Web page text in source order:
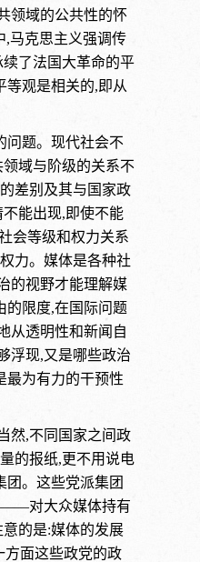
领域的公共性的怀
,马克思主义强调传
了法国大革命的平
等观是相关的,即从
问题。现代社会不
域与阶级的关系不
差别及其与国家政
能出现,即使不能
会等级和权力关系
力。媒体是各种社
的视野才能理解媒
限度,在国际问题
从透明性和新闻自
浮现,又是哪些政治
最为有力的干预性
然,不同国家之间政
的报纸,更不用说电
团。这些党派集团
——对大众媒体持有
的是:媒体的发展
方面这些政党的政